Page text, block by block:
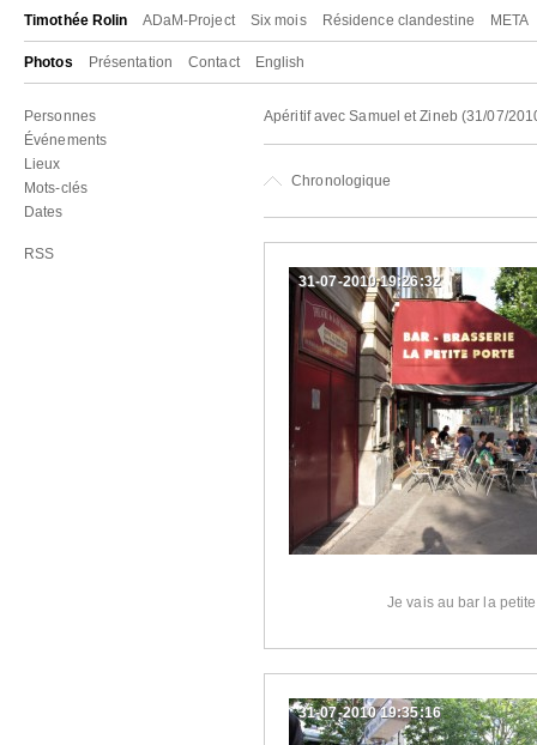
Timothée Rolin ADaM-Project Six mois Résidence clandestine META
Photos Présentation Contact English
Personnes
Événements
Lieux
Mots-clés
Dates
RSS
Apéritif avec Samuel et Zineb (31/07/
Chronologique
Je vais au bar la
31-07-2010 19:26:32
31-07-2010 19:35:16